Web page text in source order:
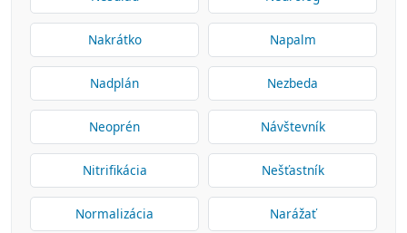
Nakrátko Napalm
Nadplán Nezbeda
Neoprén Návštevník
Nitrifikácia Nešťastník
Normalizácia Narážať